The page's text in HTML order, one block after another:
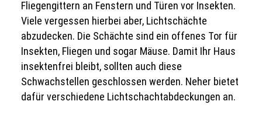
Fliegengittern an Fenstern und Türen vor Insekten.
Viele vergessen hierbei aber, Lichtschächte
abzudecken. Die Schächte sind ein offenes Tor für
Insekten, Fliegen und sogar Mäuse. Damit Ihr Haus
insektenfrei bleibt, sollten auch diese
Schwachstellen geschlossen werden. Neher bietet
dafür verschiedene Lichtschachtabdeckungen an.